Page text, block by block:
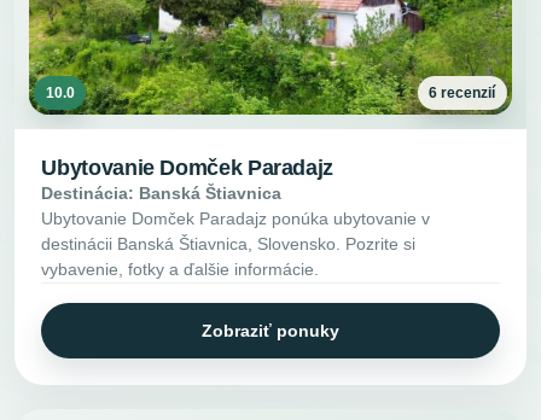
10.0 6 recenzií
Ubytovanie Domček Paradajz
Destinácia: Banská Štiavnica
Ubytovanie Domček Paradajz ponúka ubytovanie v
destinácii Banská Štiavnica, Slovensko. Pozrite si
vybavenie, fotky a ďalšie informácie.
Zobraziť ponuky